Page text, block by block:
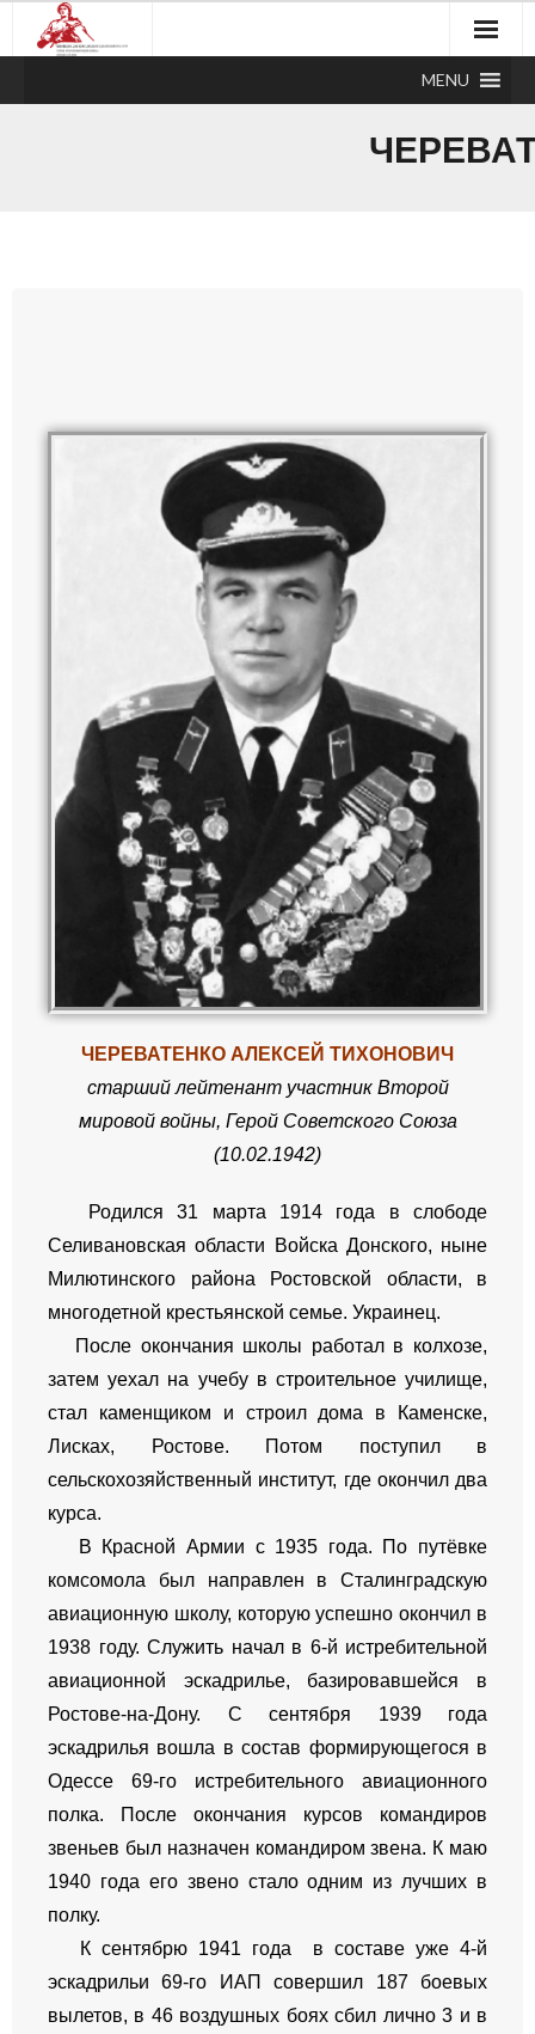
MENU
ЧЕРЕВАТЕНКО АЛЕКСЕЙ ТИХОНОВИЧ
старший лейтенант участник Второй
мировой войны, Герой Советского Союза
(10.02.1942)
Родился 31 марта 1914 года в слободе
Селивановская области Войска Донского, ныне
Милютинского района Ростовской области, в
многодетной крестьянской семье. Украинец.
После окончания школы работал в колхозе,
затем уехал на учебу в строительное училище,
стал каменщиком и строил дома в Каменске,
Лисках, Ростове. Потом поступил в
сельскохозяйственный институт, где окончил два
курса.
В Красной Армии с 1935 года. По путёвке
комсомола был направлен в Сталинградскую
авиационную школу, которую успешно окончил в
1938 году. Служить начал в 6-й истребительной
авиационной эскадрилье, базировавшейся в
Ростове-на-Дону. С сентября 1939 года
эскадрилья вошла в состав формирующегося в
Одессе 69-го истребительного авиационного
полка. После окончания курсов командиров
звеньев был назначен командиром звена. К маю
1940 года его звено стало одним из лучших в
полку.
К сентябрю 1941 года в составе уже 4-й
эскадрильи 69-го ИАП совершил 187 боевых
вылетов, в 46 воздушных боях сбил лично 3 и в